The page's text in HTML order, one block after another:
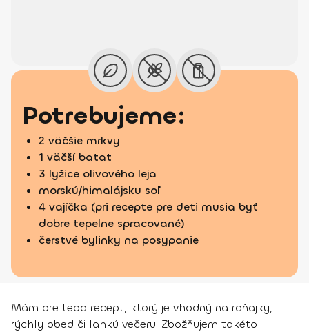
Potrebujeme:
2 väčšie mrkvy
1 väčší batat
3 lyžice olivového leja
morskú/himalájsku soľ
4 vajíčka (pri recepte pre deti musia byť
dobre tepelne spracované)
čerstvé bylinky na posypanie
Mám pre teba recept, ktorý je vhodný na raňajky,
rýchly obed či ľahkú večeru. Zbožňujem takéto